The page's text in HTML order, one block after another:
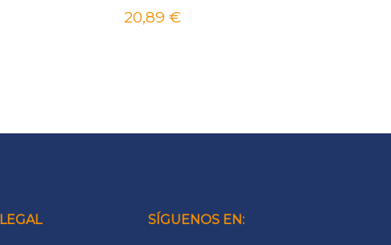
20,89 €
LEGAL SÍGUENOS EN: